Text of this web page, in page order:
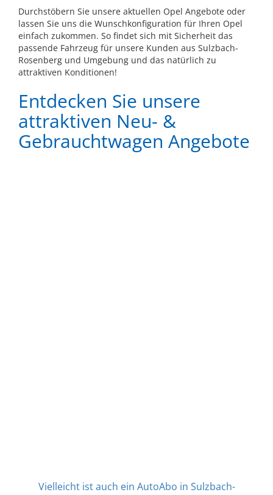
Durchstöbern Sie unsere aktuellen Opel Angebote oder
lassen Sie uns die Wunschkonfiguration für Ihren Opel
einfach zukommen. So findet sich mit Sicherheit das
passende Fahrzeug für unsere Kunden aus Sulzbach-
Rosenberg und Umgebung und das natürlich zu
attraktiven Konditionen!
Entdecken Sie unsere
attraktiven Neu- &
Gebrauchtwagen Angebote
Vielleicht ist auch ein AutoAbo in Sulzbach-